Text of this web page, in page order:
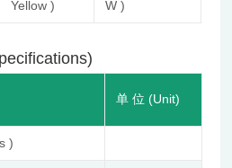
Yellow )
W )
单 位 (Unit)
)